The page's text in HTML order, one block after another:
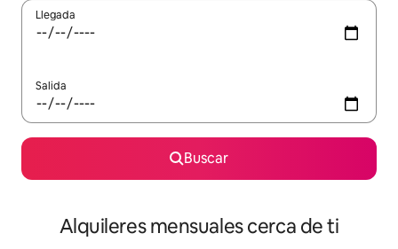
Llegada
Salida
Buscar
Alquileres mensuales cerca de ti